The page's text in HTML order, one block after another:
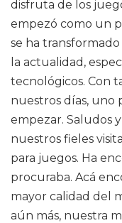
disfruta de los
empezó como un
se ha
la actualidad,
tecnológicos. Con
nuestros días, uno
empezar. Saludos
nuestros fieles
para juegos. Ha
procuraba. Acá
mayor calidad del
aún más, nuestra